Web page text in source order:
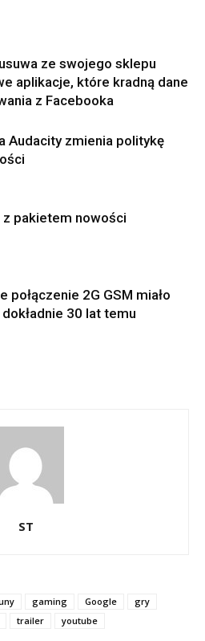
ze swojego sklepu
aplikacje, które kradną dane
z Facebooka
Audacity zmienia politykę
z pakietem nowości
połączenie 2G GSM miało
30 lat temu
ST
gaming Google
gry
trailer youtube